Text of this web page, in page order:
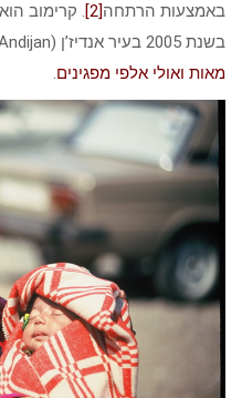
באמצעות הרתחה[2]
. קרימוב
בשנת 2005 בעיר אנדיז’ן (Andijan); כוחות הביטחון
מאות ואולי אלפי מפגינים.